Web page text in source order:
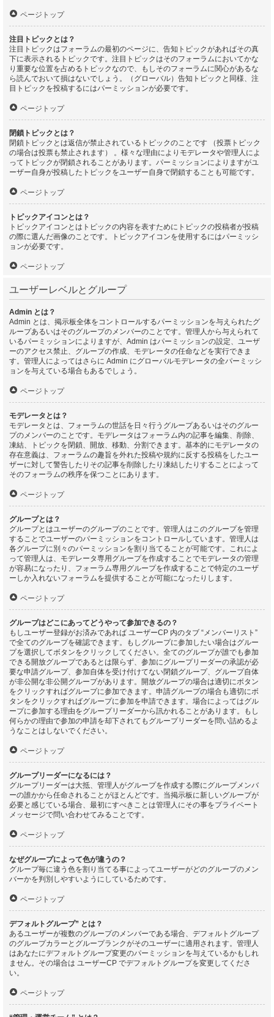
ページトップ
注目トピックとは？
注目トピックはフォーラムの最初のページに、告知トピックがあればその真
下に表示されるトピックです。注目トピックはそのフォーラムにおいてかな
り重要な位置を占めるトピックなので、もしそのフォーラムに関心があるな
ら読んでおいて損はないでしょう。（グローバル）告知トピックと同様、注
目トピックを投稿するにはパーミッションが必要です。
ページトップ
閉鎖トピックとは？
閉鎖トピックとは返信が禁止されているトピックのことです （投票トピック
の場合は投票も禁止されます） 。様々な理由によりモデレータや管理人によ
ってトピックが閉鎖されることがあります。パーミッションによりますがユ
ーザー自身が投稿したトピックをユーザー自身で閉鎖することも可能です。
ページトップ
トピックアイコンとは？
トピックアイコンとはトピックの内容を表すためにトピックの投稿者が投稿
の際に選んだ画像のことです。トピックアイコンを使用するにはパーミッシ
ョンが必要です。
ページトップ
ユーザーレベルとグループ
Admin とは？
Admin とは、掲示板全体をコントロールするパーミッションを与えられたグ
ループあるいはそのグループのメンバーのことです。管理人から与えられて
いるパーミッションによりますが、Admin はパーミッションの設定、ユーザ
ーのアクセス禁止、グループの作成、モデレータの任命などを実行できま
す。管理人によってはさらに Admin にグローバルモデレータの全パーミッシ
ョンを与えている場合もあるでしょう。
ページトップ
モデレータとは？
モデレータとは、フォーラムの世話を日々行うグループあるいはそのグルー
プのメンバーのことです。モデレータはフォーラム内の記事を編集、削除、
凍結、トピックを閉鎖、開放、移動、分割できます。基本的にモデレータの
存在意義は、フォーラムの趣旨を外れた投稿や規約に反する投稿をしたユー
ザーに対して警告したりその記事を削除したり凍結したりすることによって
そのフォーラムの秩序を保つことにあります。
ページトップ
グループとは？
グループとはユーザーのグループのことです。管理人はこのグループを管理
することでユーザーのパーミッションをコントロールしています。管理人は
各グループに別々のパーミッションを割り当てることが可能です。これによ
って管理人は、モデレータ専用グループを作成することでモデレータの管理
が容易になったり、フォーラム専用グループを作成することで特定のユーザ
ーしか入れないフォーラムを提供することが可能になったりします。
ページトップ
グループはどこにあってどうやって参加できるの？
もしユーザー登録がお済みであれば ユーザーCP 内のタブ “メンバーリスト”
で全てのグループを確認できます。もしグループに参加したい場合はグルー
プを選択してボタンをクリックしてください。全てのグループが誰でも参加
できる開放グループであるとは限らず、参加にグループリーダーの承認が必
要な申請グループ、参加自体を受け付けてない閉鎖グループ、グループ自体
が非公開な非公開グループがあります。開放グループの場合は適切にボタン
をクリックすればグループに参加できます。申請グループの場合も適切にボ
タンをクリックすればグループに参加を申請できます。場合によってはグル
ープに参加する理由をグループリーダーから訊かれることがあります。もし
何らかの理由で参加の申請を却下されてもグループリーダーを問い詰めるよ
うなことはしないでください。
ページトップ
グループリーダーになるには？
グループリーダーは大抵、管理人がグループを作成する際にグループメンバ
ーの誰かから任命されることがほとんどです。当掲示板に新しいグループが
必要と感じている場合、最初にすべきことは管理人にその事をプライベート
メッセージで問い合わせてみることです。
ページトップ
なぜグループによって色が違うの？
グループ毎に違う色を割り当てる事によってユーザーがどのグループのメン
バーかを判別しやすいようにしているためです。
ページトップ
デフォルトグループ” とは？
あるユーザーが複数のグループのメンバーである場合、デフォルトグループ
のグループカラーとグループランクがそのユーザーに適用されます。管理人
はあなたにデフォルトグループ変更のパーミッションを与えているかもしれ
ません。その場合は ユーザーCP でデフォルトグループを変更してくださ
い。
ページトップ